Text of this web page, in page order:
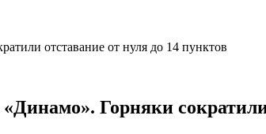
отставание от нуля до 14 пунктов
Горняки